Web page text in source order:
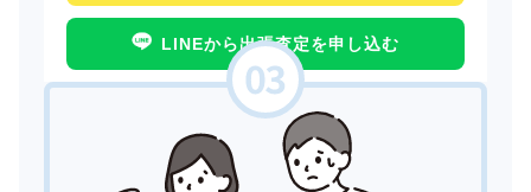
LINEから出張査定を申し込む